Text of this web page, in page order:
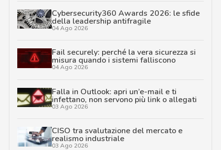
Cybersecurity360 Awards 2026: le sfide
della leadership antifragile
04 Ago 2026
Fail securely: perché la vera sicurezza si
misura quando i sistemi falliscono
04 Ago 2026
Falla in Outlook: apri un’e-mail e ti
infettano, non servono più link o allegati
03 Ago 2026
CISO tra svalutazione del mercato e
realismo industriale
03 Ago 2026